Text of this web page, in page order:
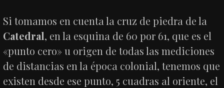
Si tomamos en cuenta la cruz de piedra de la
Catedral, en la esquina de 60 por 61, que es el
«punto cero» u origen de todas las mediciones
de distancias en la época colonial, tenemos que
existen desde ese punto, 5 cuadras al oriente, el